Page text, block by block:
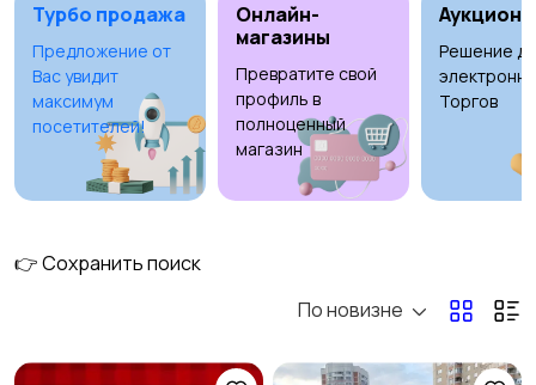
Для дома и дачи Электроника
Для Бизнеса Мода и стиль
Турбо продажа
Предложение от
Вас увидит
максимум
посетителей!
Онлайн-
магазины
Превратите свой
профиль в
полноценный
магазин
Аукционы
Решение
Торгов
👉 Сохранить поиск
По новизне